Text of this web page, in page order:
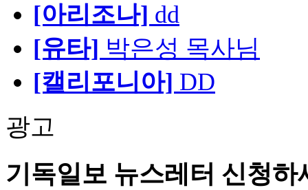
[아리조나] dd
[유타] 박은성 목사님
[캘리포니아] DD
광고
기독일보 뉴스레터 신청하